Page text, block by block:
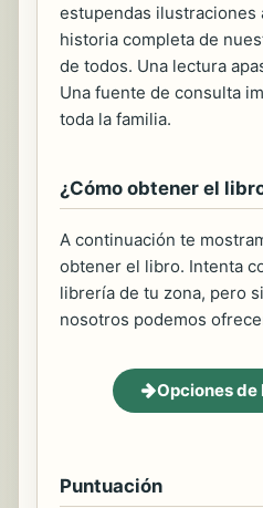
estupendas ilustraciones
historia completa de
de todos. Una lectura
Una fuente de consulta
toda la familia.
¿Cómo obtener el
A continuación te
obtener el libro. Intenta
librería de tu zona, pero
nosotros podemos
Opciones de
Puntuación